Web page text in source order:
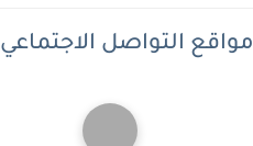
مواقع التواصل الاجتماعي